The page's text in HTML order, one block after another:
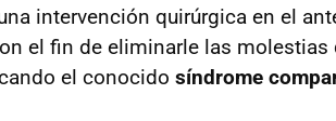
intervención quirúrgica en el
el fin de eliminarle las molestias
el conocido síndrome